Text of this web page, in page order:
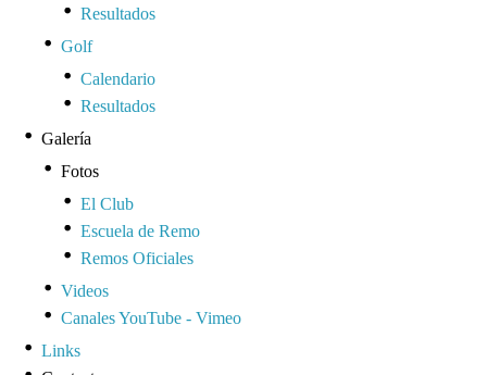
Resultados
Golf
Calendario
Resultados
Galería
Fotos
El Club
Escuela de Remo
Remos Oficiales
Videos
Canales YouTube - Vimeo
Links